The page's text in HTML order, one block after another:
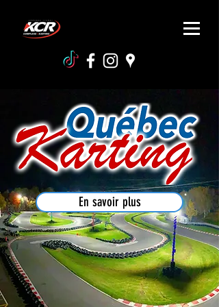
En savoir plus